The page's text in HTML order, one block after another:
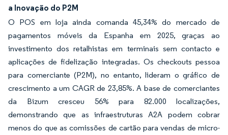
a Inovação do P2M
O POS em loja ainda comanda 45,34% do mercado de
pagamentos móveis da Espanha em 2025, graças ao
investimento dos retalhistas em terminais sem contacto e
aplicações de fidelização integradas. Os checkouts pessoa
para comerciante (P2M), no entanto, lideram o gráfico de
crescimento a um CAGR de 23,85%. A base de comerciantes
da Bizum cresceu 56% para 82.000 localizações,
demonstrando que as infraestruturas A2A podem cobrar
menos do que as comissões de cartão para vendas de micro-